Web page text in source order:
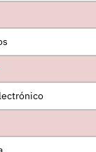
Les
People
y
y
los Brit
principio ni
Please!”